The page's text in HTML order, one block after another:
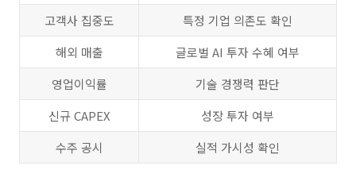
고객사 집중도
특정 기업 의존도 확인
해외 매출
글로벌 AI 투자 수혜 여부
영업이익률
기술 경쟁력 판단
신규 CAPEX
성장 투자 여부
수주 공시
실적 가시성 확인